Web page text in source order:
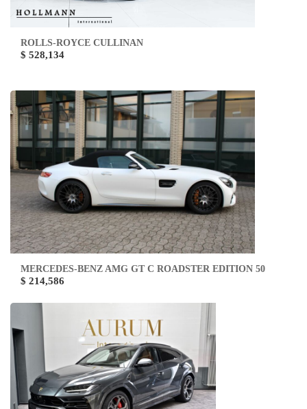
ROLLS-ROYCE CULLINAN
$ 528,134
MERCEDES-BENZ AMG GT C ROADSTER EDITION 50
$ 214,586